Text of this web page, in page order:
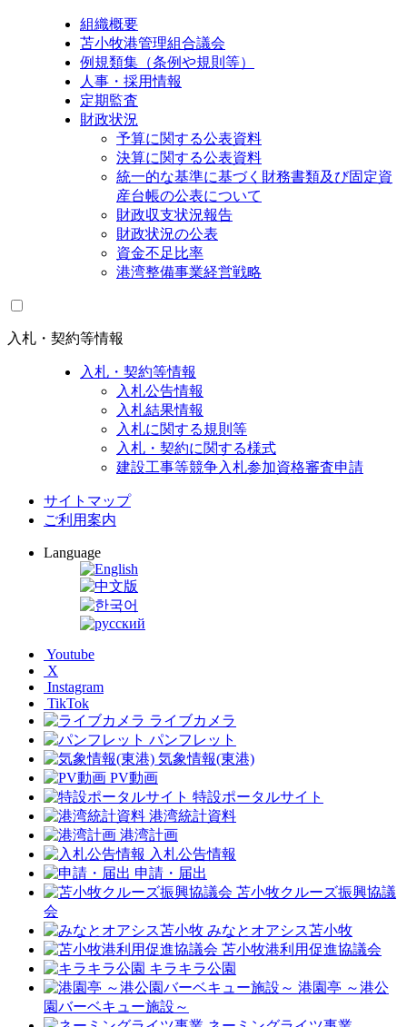
組織概要
苫小牧港管理組合議会
例規類集（条例や規則等）
人事・採用情報
定期監査
財政状況
予算に関する公表資料
決算に関する公表資料
統一的な基準に基づく財務書類及び固定資
産台帳の公表について
財政収支状況報告
財政状況の公表
資金不足比率
港湾整備事業経営戦略
入札・契約等情報
入札・契約等情報
入札公告情報
入札結果情報
入札に関する規則等
入札・契約に関する様式
建設工事等競争入札参加資格審査申請
サイトマップ
ご利用案内
Language
Youtube
X
Instagram
TikTok
ライブカメラ
パンフレット
気象情報(東港)
PV動画
特設ポータルサイト
港湾統計資料
港湾計画
入札公告情報
申請・届出
苫小牧クルーズ振興協議
会
みなとオアシス苫小牧
苫小牧港利用促進協議会
キラキラ公園
港園亭 ～港公
園バーベキュー施設～